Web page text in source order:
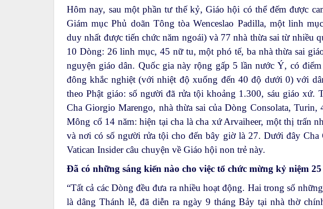
Hôm nay, sau một phần tư thế kỷ, Giáo hội có thể đếm được
Giám mục Phủ doãn Tông tòa Wenceslao Padilla, một linh
duy nhất được tiến chức năm ngoái) và 77 nhà thừa sai từ nhiều
10 Dòng: 26 linh mục, 45 nữ tu, một phó tế, ba nhà thừa sai
nguyện giáo dân. Quốc gia này rộng gấp 5 lần nước Ý, có
đông khắc nghiệt (với nhiệt độ xuống đến 40 độ dưới 0) với
theo Phật giáo: số người đã rửa tội khoảng 1.300, sáu giáo xứ.
Cha Giorgio Marengo, nhà thừa sai của Dòng Consolata, Turin,
Mông cổ 14 năm: hiện tại cha là cha xứ Arvaiheer, một thị trấn
và nơi có số người rửa tội cho đến bây giờ là 27. Dưới đây Cha
Vatican Insider câu chuyện về Giáo hội non trẻ này.
Đã có những sáng kiến nào cho việc tổ chức mừng kỷ niệm
“Tất cả các Dòng đều đưa ra nhiều hoạt động. Hai trong số
là dâng Thánh lễ, đã diễn ra ngày 9 tháng Bảy tại nhà thờ